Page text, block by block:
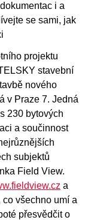
i a
se sami, jak
projektu
stavební
nového
v Praze 7. Jedná
230 bytových
a součinnost
subjektů
Field View.
a
všechno umí a
přesvědčit o